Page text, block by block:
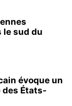
le sud du
évoque un
États-